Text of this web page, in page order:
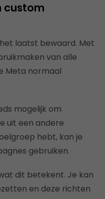
custom
laatst bewaard. Met
van alle
Meta normaal
mogelijk om
uit een andere
hebt, kan je
gebruiken.
dit betekent. Je kan
en deze richten